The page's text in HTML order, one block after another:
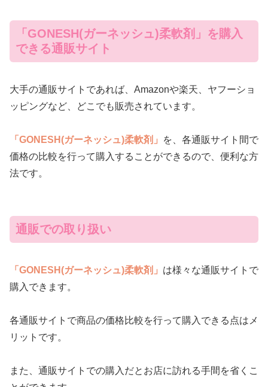
「GONESH(ガーネッシュ)柔軟剤」を購入
できる通販サイト
大手の通販サイトであれば、Amazonや楽天、ヤフーショ
ッピングなど、どこでも販売されています。
「GONESH(ガーネッシュ)柔軟剤」
を、各通販サイト間で
価格の比較を行って購入することができるので、便利な方
法です。
通販での取り扱い
「GONESH(ガーネッシュ)柔軟剤」 は様々な通販サイトで
購入できます。
各通販サイトで商品の価格比較を行って購入できる点はメ
リットです。
また、通販サイトでの購入だとお店に訪れる手間を省くこ